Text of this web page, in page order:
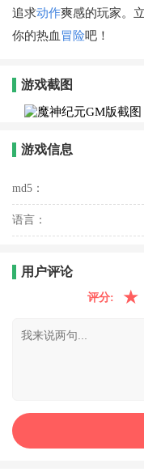
追求动作爽感的玩家。
你的热血 冒险吧！
游戏截图
游戏信息
md5：
语言：
用户评论
评分: ★